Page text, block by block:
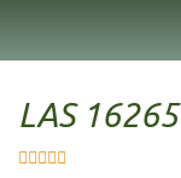
main
LAS